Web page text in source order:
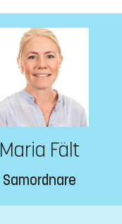
Maria Fält
Samordnare